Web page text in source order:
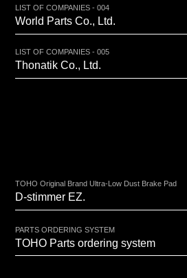
LIST OF COMPANIES - 004
World Parts Co., Ltd.
LIST OF COMPANIES - 005
Thonatik Co., Ltd.
TOHO Original Brand Ultra-Low Dust Brake Pad
D-stimmer EZ.
PARTS ORDERING SYSTEM
TOHO Parts ordering system